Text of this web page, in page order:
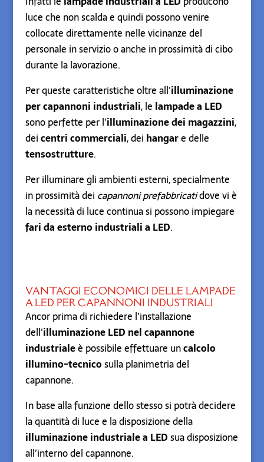
luce che non scalda e quindi possono venire
collocate direttamente nelle vicinanze del
personale in servizio o anche in prossimità di cibo
durante la lavorazione.
Per queste caratteristiche oltre all’illuminazione
per capannoni industriali, le lampade a LED
sono perfette per l’illuminazione dei magazzini,
deicentri commerciali, dei hangare delle
tensostrutture.
Per illuminare gli ambienti esterni, specialmente
in prossimità dei capannoni prefabbricatidove vi è
la necessità di luce continua si possono impiegare
fari da esterno industriali a LED.
VANTAGGI ECONOMICI DELLE LAMPADE
A LED PER CAPANNONI INDUSTRIALI
Ancor prima di richiedere l’installazione
dell’illuminazione LED nel capannone
industrialeè possibile effettuare uncalcolo
illumino-tecnicosulla planimetria del
capannone.
In base alla funzione dello stesso si potrà decidere
la quantità di luce e la disposizione della
illuminazione industriale a LEDsua disposizione
all’interno del capannone.